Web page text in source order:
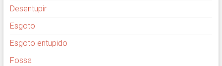
Desentupir
Esgoto
Esgoto entupido
Fossa